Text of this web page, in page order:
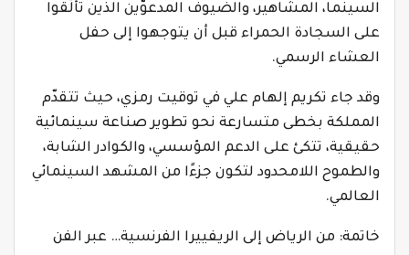
السينما، المشاهير، والضيوف المدعوّين الذين تألّقوا
على السجادة الحمراء قبل أن يتوجهوا إلى حفل
العشاء الرسمي.
وقد جاء تكريم إلهام علي في توقيت رمزي، حيث تتقدّم
المملكة بخطى متسارعة نحو تطوير صناعة سينمائية
حقيقية، تتكئ على الدعم المؤسسي، والكوادر الشابة،
والطموح اللامحدود لتكون جزءًا من المشهد السينمائي
العالمي.
خاتمة: من الرياض إلى الريفييرا الفرنسية… عبر الفن